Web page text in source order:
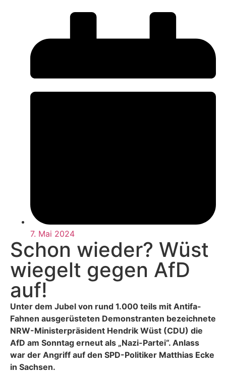
7. Mai 2024
Schon wieder? Wüst
wiegelt gegen AfD
auf!
Unter dem Jubel von rund 1.000 teils mit Antifa-
Fahnen ausgerüsteten Demonstranten bezeichnete
NRW-Ministerpräsident Hendrik Wüst (CDU) die
AfD am Sonntag erneut als „Nazi-Partei“. Anlass
war der Angriff auf den SPD-Politiker Matthias Ecke
in Sachsen.